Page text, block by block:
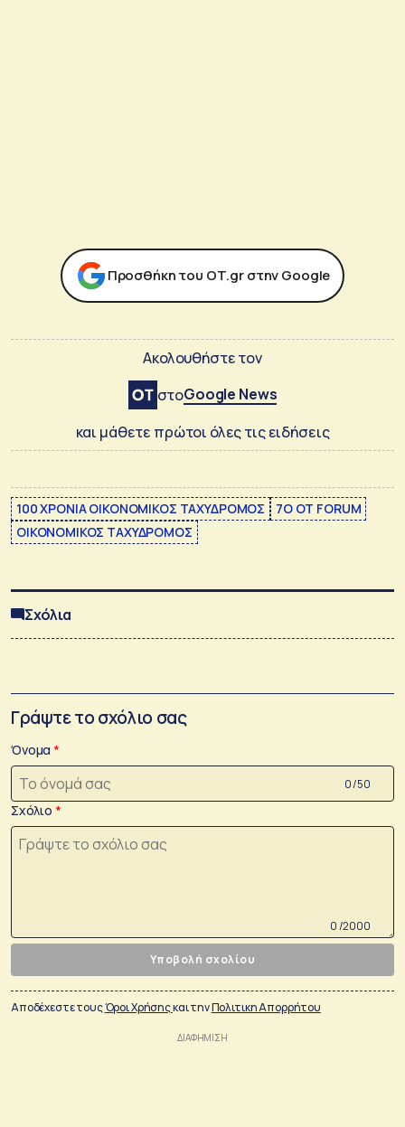
Προσθήκη του ΟΤ.gr στην Google
Ακολουθήστε τον
στοGoogle News
και μάθετε πρώτοι όλες τις ειδήσεις
100 ΧΡΟΝΙΑ ΟΙΚΟΝΟΜΙΚΟΣ ΤΑΧΥΔΡΟΜΟΣ
7Ο OT FORUM
ΟΙΚΟΝΟΜΙΚΟΣ ΤΑΧΥΔΡΟΜΟΣ
Σχόλια
Γράψτε το σχόλιο σας
Όνομα
0 /50
Σχόλιο
0 /2000
Υποβολή σχολίου
Αποδέχεστε τουςΌροι Χρήσηςκαι τηνΠολιτικη Απορρήτου